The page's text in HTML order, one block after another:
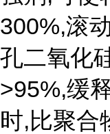
300%,滚
孔二氧化
>95%,缓
时,比聚合